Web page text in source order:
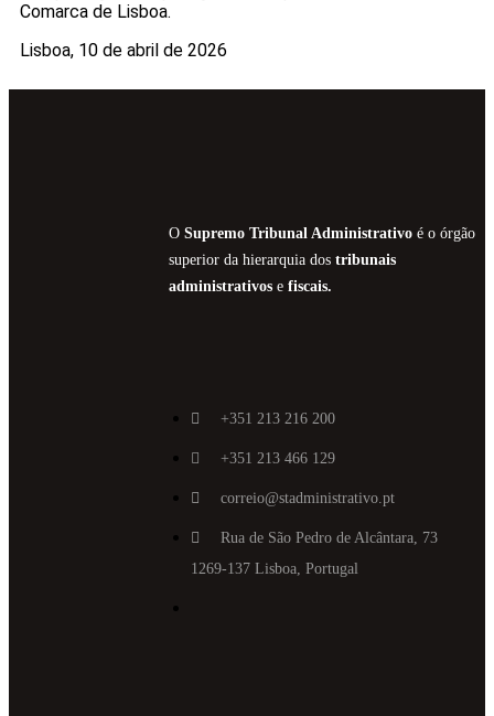
Comarca de Lisboa.
Lisboa, 10 de abril de 2026
O Supremo Tribunal Administrativoé o órgão
superior da hierarquia dos tribunais
administrativose fiscais.
+351 213 216 200
+351 213 466 129
correio@stadministrativo.pt
Rua de São Pedro de Alcântara, 73
1269-137 Lisboa, Portugal